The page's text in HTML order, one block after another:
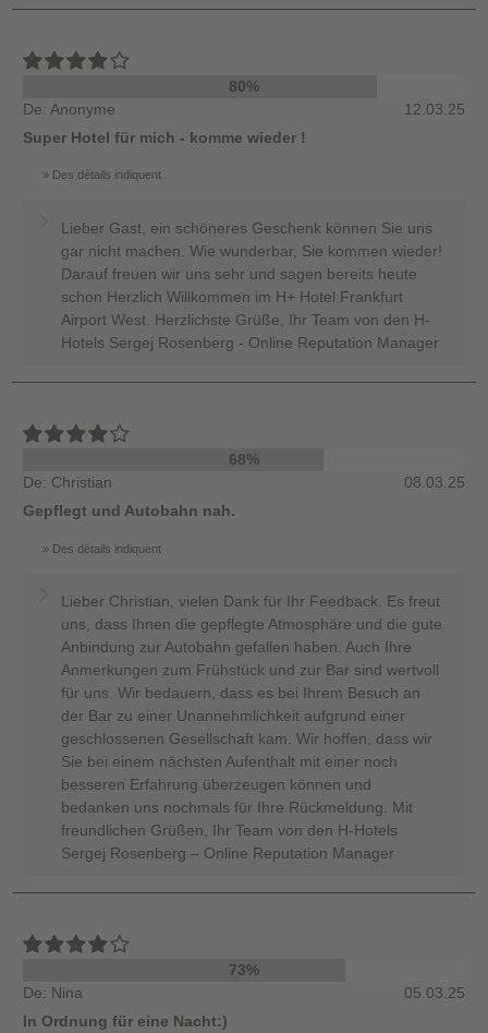
80%
De: Anonyme
12.03.25
Super Hotel für mich - komme wieder !
Des détails indiquent
Lieber Gast, ein schöneres Geschenk können Sie uns
gar nicht machen. Wie wunderbar, Sie kommen wieder!
Darauf freuen wir uns sehr und sagen bereits heute
schon Herzlich Willkommen im H+ Hotel Frankfurt
Airport West. Herzlichste Grüße, Ihr Team von den H-
Hotels Sergej Rosenberg - Online Reputation Manager
68%
De: Christian
08.03.25
Gepflegt und Autobahn nah.
Des détails indiquent
Lieber Christian, vielen Dank für Ihr Feedback. Es freut
uns, dass Ihnen die gepflegte Atmosphäre und die gute
Anbindung zur Autobahn gefallen haben. Auch Ihre
Anmerkungen zum Frühstück und zur Bar sind wertvoll
für uns. Wir bedauern, dass es bei Ihrem Besuch an
der Bar zu einer Unannehmlichkeit aufgrund einer
geschlossenen Gesellschaft kam. Wir hoffen, dass wir
Sie bei einem nächsten Aufenthalt mit einer noch
besseren Erfahrung überzeugen können und
bedanken uns nochmals für Ihre Rückmeldung. Mit
freundlichen Grüßen, Ihr Team von den H-Hotels
Sergej Rosenberg – Online Reputation Manager
73%
De: Nina
05.03.25
In Ordnung für eine Nacht:)